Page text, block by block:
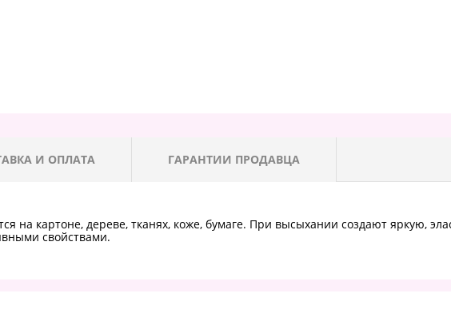
И ОПЛАТА ГАРАНТИИ ПРОДАВЦА
на картоне, дереве, тканях, коже, бумаге. При высыхании создают яркую,
свойствами.